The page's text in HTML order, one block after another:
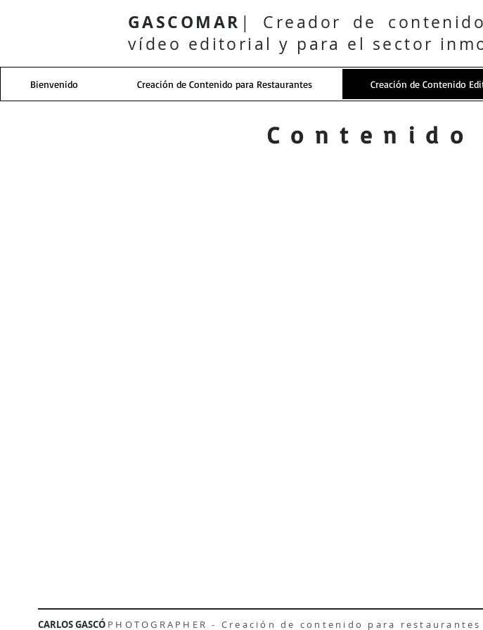
GASCOMAR | Creador de
vídeo editorial y para el sector
Bienvenido Creación de Contenido para Restaurantes Creación de Contenido
CARLOS GASCÓ PHOTOGRAPHER - Creación de contenido para